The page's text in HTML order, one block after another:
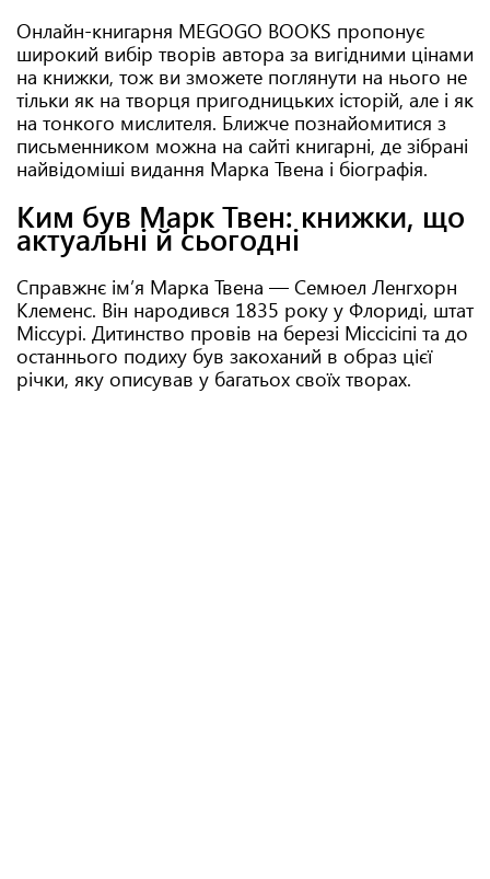
Онлайн-книгарня MEGOGO BOOKS пропонує
широкий вибір творів автора за вигідними цінами
на книжки, тож ви зможете поглянути на нього не
тільки як на творця пригодницьких історій, але і як
на тонкого мислителя. Ближче познайомитися з
письменником можна на сайті книгарні, де зібрані
найвідоміші видання Марка Твена і біографія.
Ким був Марк Твен: книжки, що
актуальні й сьогодні
Справжнє ім’я Марка Твена — Семюел Ленгхорн
Клеменс. Він народився 1835 року у Флориді, штат
Міссурі. Дитинство провів на березі Міссісіпі та до
останнього подиху був закоханий в образ цієї
річки, яку описував у багатьох своїх творах.